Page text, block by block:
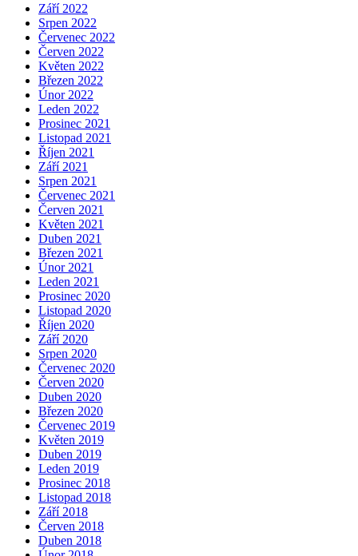
Září 2022
Srpen 2022
Červenec 2022
Červen 2022
Květen 2022
Březen 2022
Únor 2022
Leden 2022
Prosinec 2021
Listopad 2021
Říjen 2021
Září 2021
Srpen 2021
Červenec 2021
Červen 2021
Květen 2021
Duben 2021
Březen 2021
Únor 2021
Leden 2021
Prosinec 2020
Listopad 2020
Říjen 2020
Září 2020
Srpen 2020
Červenec 2020
Červen 2020
Duben 2020
Březen 2020
Červenec 2019
Květen 2019
Duben 2019
Leden 2019
Prosinec 2018
Listopad 2018
Září 2018
Červen 2018
Duben 2018